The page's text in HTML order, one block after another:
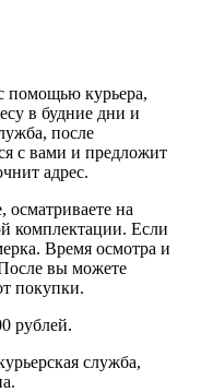
помощью курьера,
в будние дни и
после
с вами и предложит
адрес.
осматриваете на
комплектации. Если
Время осмотра и
вы можете
покупки.
рублей.
служба,